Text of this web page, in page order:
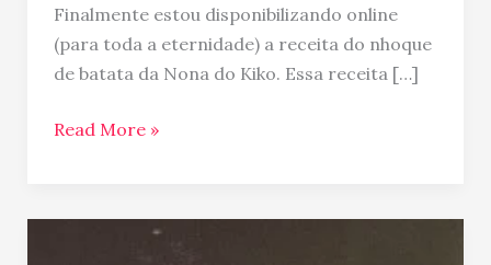
Finalmente estou disponibilizando online
(para toda a eternidade) a receita do nhoque
de batata da Nona do Kiko. Essa receita […]
Read More »